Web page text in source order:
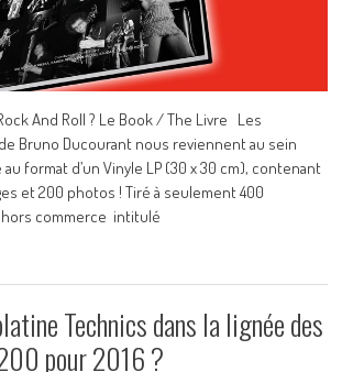
And Roll ? Le Book / The Livre Les
Bruno Ducourant nous reviennent au sein
au format d’un Vinyle LP (30 x 30 cm), contenant
et 200 photos ! Tiré à seulement 400
hors commerce intitulé
Technics dans la lignée des
pour 2016 ?